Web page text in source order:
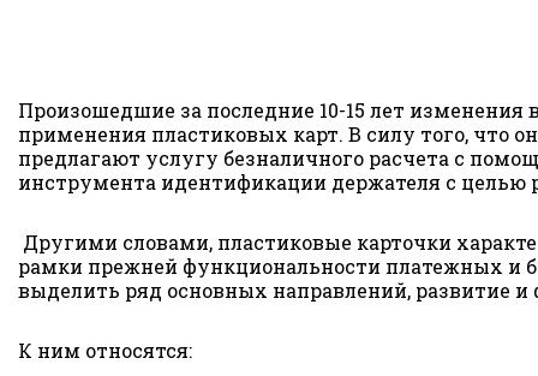
Произошедшие за последние 10-15 лет
применения пластиковых карт. В силу того, что
предлагают услугу безналичного расчета с
инструмента идентификации держателя с
Другими словами, пластиковые карточки
рамки прежней функциональности платежных и
выделить ряд основных направлений, развитие
К ним относятся: